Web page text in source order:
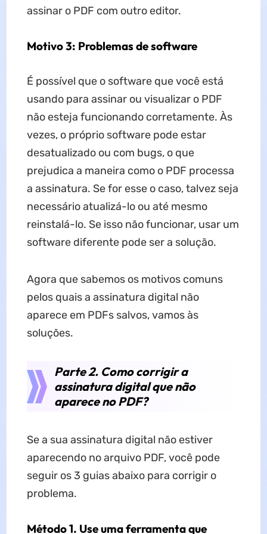
assinar o PDF com outro editor.
Motivo 3: Problemas de software
É possível que o software que você está
usando para assinar ou visualizar o PDF
não esteja funcionando corretamente. Às
vezes, o próprio software pode estar
desatualizado ou com bugs, o que
prejudica a maneira como o PDF processa
a assinatura. Se for esse o caso, talvez seja
necessário atualizá-lo ou até mesmo
reinstalá-lo. Se isso não funcionar, usar um
software diferente pode ser a solução.
Agora que sabemos os motivos comuns
pelos quais a assinatura digital não
aparece em PDFs salvos, vamos às
soluções.
Parte 2. Como corrigir a
assinatura digital que não
aparece no PDF?
Se a sua assinatura digital não estiver
aparecendo no arquivo PDF, você pode
seguir os 3 guias abaixo para corrigir o
problema.
Método 1. Use uma ferramenta que